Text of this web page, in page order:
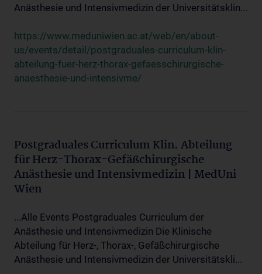
Anästhesie und Intensivmedizin der Universitätsklin...
https://www.meduniwien.ac.at/web/en/about-
us/events/detail/postgraduales-curriculum-klin-
abteilung-fuer-herz-thorax-gefaesschirurgische-
anaesthesie-und-intensivme/
Postgraduales Curriculum Klin. Abteilung
für Herz-Thorax-Gefäßchirurgische
Anästhesie und Intensivmedizin | MedUni
Wien
...Alle Events Postgraduales Curriculum der
Anästhesie und Intensivmedizin Die Klinische
Abteilung für Herz-, Thorax-, Gefäßchirurgische
Anästhesie und Intensivmedizin der Universitätskli...